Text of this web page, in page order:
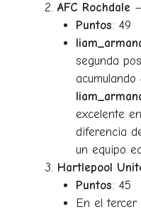
AFC Rochdale –
Puntos: 49
segunda
excelente
diferencia
un equipo
Hartlepool
Puntos: 45
En el tercer